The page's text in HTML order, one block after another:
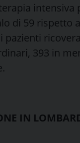
intensiva
di 59 rispetto
pazienti
393 in
IN